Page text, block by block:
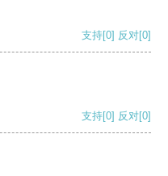
支持[0] 反对[0]
支持[0] 反对[0]